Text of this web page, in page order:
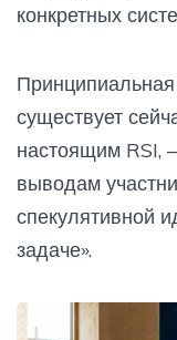
конкретных
существует
настоящим RSI,
выводам
спекулятивной
задаче».